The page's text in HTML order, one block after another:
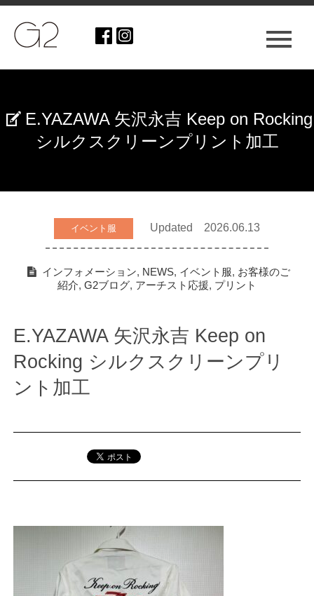
E.YAZAWA 矢沢永吉 Keep on Rocking
シルクスクリーンプリント加工
イベント服 Updated 2026.06.13
インフォメーション, NEWS, イベント服, お客様のご
紹介, G2ブログ, アーチスト応援, プリント
E.YAZAWA 矢沢永吉 Keep on
Rocking シルクスクリーンプリ
ント加工